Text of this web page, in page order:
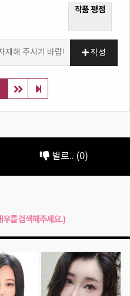
작품 평점
작성
별로.. (0)
우를 검색해주세요.)